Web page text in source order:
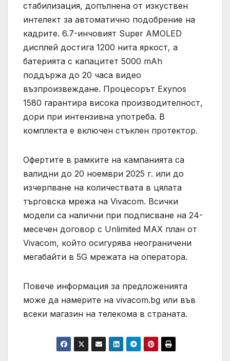
стабилизация, допълнена от изкуствен
интелект за автоматично подобрение на
кадрите. 6.7-инчовият Super AMOLED
дисплей достига 1200 нита яркост, а
батерията с капацитет 5000 mAh
поддържа до 20 часа видео
възпроизвеждане. Процесорът Exynos
1580 гарантира висока производителност,
дори при интензивна употреба. В
комплекта е включен стъклен протектор.
Офертите в рамките на кампанията са
валидни до 20 ноември 2025 г. или до
изчерпване на количествата в цялата
търговска мрежа на Vivacom. Всички
модели са налични при подписване на 24-
месечен договор с Unlimited MAX план от
Vivacom, който осигурява неограничени
мегабайти в 5G мрежата на оператора.
Повече информация за предложенията
може да намерите на vivacom.bg или във
всеки магазин на телекома в страната.